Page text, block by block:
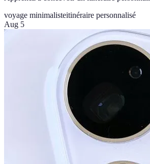
voyage minimalisteitinéraire personnalisé
Aug 5